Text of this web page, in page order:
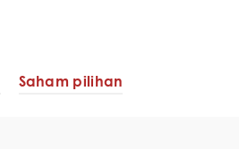
Saham pilihan